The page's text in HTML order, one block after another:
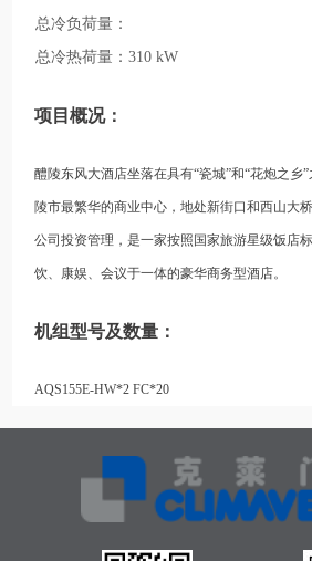
总冷负荷量：
总冷热荷量：310 kW
项目概况：
醴陵东风大酒店坐落在具有“瓷城”和“花炮之乡
陵市最繁华的商业中心，地处新街口和西山大
公司投资管理，是一家按照国家旅游星级饭店
饮、康娱、会议于一体的豪华商务型酒店。
机组型号及数量：
AQS155E-HW*2 FC*20